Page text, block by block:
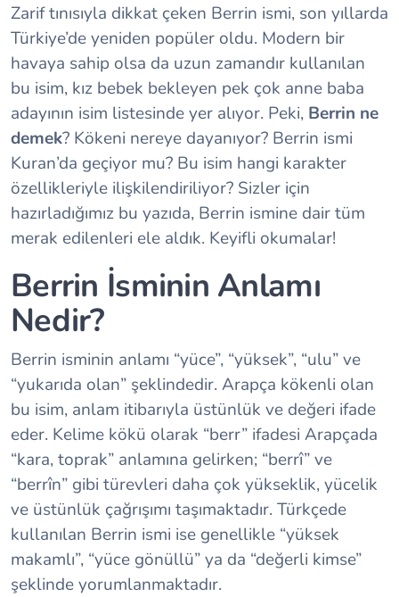
Zarif tınısıyla dikkat çeken Berrin ismi, son yıllarda
Türkiye’de yeniden popüler oldu. Modern bir
havaya sahip olsa da uzun zamandır kullanılan
bu isim, kız bebek bekleyen pek çok anne baba
adayının isim listesinde yer alıyor. Peki, Berrin ne
demek? Kökeni nereye dayanıyor? Berrin ismi
Kuran’da geçiyor mu? Bu isim hangi karakter
özellikleriyle ilişkilendiriliyor? Sizler için
hazırladığımız bu yazıda, Berrin ismine dair tüm
merak edilenleri ele aldık. Keyifli okumalar!
Berrin İsminin Anlamı
Nedir?
Berrin isminin anlamı “yüce”, “yüksek”, “ulu” ve
“yukarıda olan” şeklindedir. Arapça kökenli olan
bu isim, anlam itibarıyla üstünlük ve değeri ifade
eder. Kelime kökü olarak “berr” ifadesi Arapçada
“kara, toprak” anlamına gelirken; “berrî” ve
“berrîn” gibi türevleri daha çok yükseklik, yücelik
ve üstünlük çağrışımı taşımaktadır. Türkçede
kullanılan Berrin ismi ise genellikle “yüksek
makamlı”, “yüce gönüllü” ya da “değerli kimse”
şeklinde yorumlanmaktadır.